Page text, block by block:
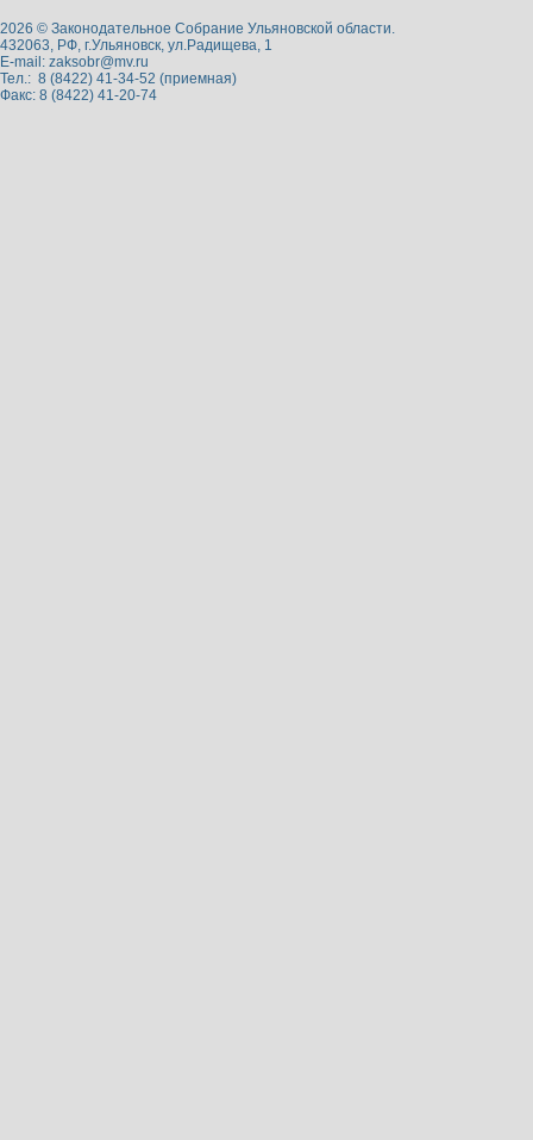
2026 © Законодательное Собрание Ульяновской области.
432063, РФ, г.Ульяновск, ул.Радищева, 1
E-mail: zaksobr@mv.ru
Тел.: 8 (8422) 41-34-52 (приемная)
Факс: 8 (8422) 41-20-74